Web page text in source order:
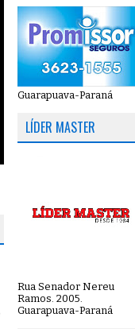
Guarapuava-Paraná
LÍDER MASTER
Rua Senador Nereu
Ramos. 2005.
Guarapuava-Paraná